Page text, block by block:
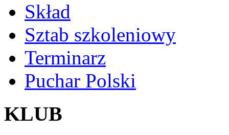
Skład
Sztab szkoleniowy
Terminarz
Puchar Polski
KLUB